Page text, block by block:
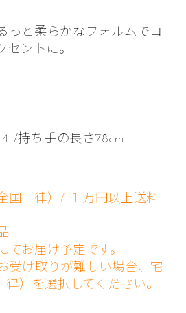
っと柔らかなフォルムでコ
セントに。
/持ち手の長さ78cm
国一律）/ １万円以上送料
お届け予定です。
受け取りが難しい場合、宅
）を選択してください。